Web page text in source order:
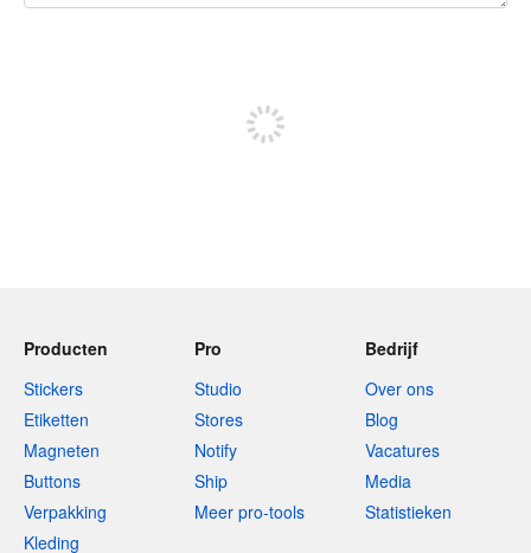
Producten
Stickers
Etiketten
Magneten
Buttons
Verpakking
Kleding
Pro
Studio
Stores
Notify
Ship
Meer pro-tools
Bedrijf
Over ons
Blog
Vacatures
Media
Statistieken